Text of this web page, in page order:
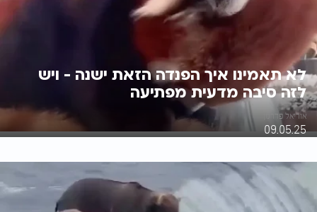
לא תאמינו איך הפנדה הזאת ישנה - ויש
לזה סיבה מדעית מפתיעה
אוריאל פדרמן
09.05.25